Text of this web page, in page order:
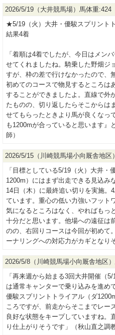
2026/5/19（大井競馬場）馬体重:424
★5/19（火）大井・優駿スプリント
結果4着
「着順は4着でしたが、今日はメン
せてくれましたね。騎乗した野畑ジ
すが、枠の差で行けなかったので、
初めてのコースで物見するところは
することができましたよ。直線で外
たものの、切り返したらそこからは
せてもらったときより馬が良くなっ
も1200mが合っていると思います』
師）
2026/5/15（川崎競馬場小向厩舎地区
「目標としている5/19（火）大井・
1200m）にはまず出走できる見込み
14日（木）に最終追い切りを実施。
ています。重心の低い力強いフット
気になるところはなく、やればもっ
十分だと思います。他場への遠征は
のの、右回りコースは今回が初めて
ーナリングへの対応力がカギとなり
2026/5/8（川崎競馬場小向厩舎地区
「再来週から始まる3回大井開催（
は通常キャンターで乗り込みを進め
優駿スプリントトライアル（ダ
ころですが、前走からそこまでレー
良好な状態をキープしていますね。
り仕上がりそうです」（秋山直之調